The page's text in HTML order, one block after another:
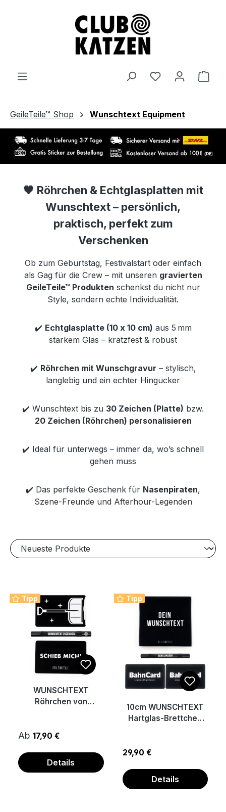
GeileTeile™ Shop Wunschtext Equipment
🖤 Röhrchen & Echtglasplatten mit
Wunschtext – persönlich,
praktisch, perfekt zum
Verschenken
Ob zum Geburtstag, Festivalstart oder einfach
als Gag für die Crew – mit unseren gravierten
GeileTeile™ Produkten schenkst du nicht nur
Style, sondern echte Individualität.
✔️ Echtglasplatte (10 x 10 cm) aus 5 mm
starkem Glas – kratzfest & robust
✔️ Röhrchen mit Wunschgravur – stylisch,
langlebig und ein echter Hingucker
✔️ Wunschtext bis zu 30 Zeichen (Platte) bzw.
20 Zeichen (Röhrchen) personalisieren
✔️ Ideal für unterwegs – immer da, wo’s schnell
gehen muss
✔️ Das perfekte Geschenk für Nasenpiraten,
Szene-Freunde und Afterhour-Legenden
Tipp
WUNSCHTEXT
Röhrchen von
Karten
Ab 17,90 €
Details
Tipp
10cm WUNSCHTEXT
Hartglas-Brettchen
Stoffsäckchen
29,90 €
Details